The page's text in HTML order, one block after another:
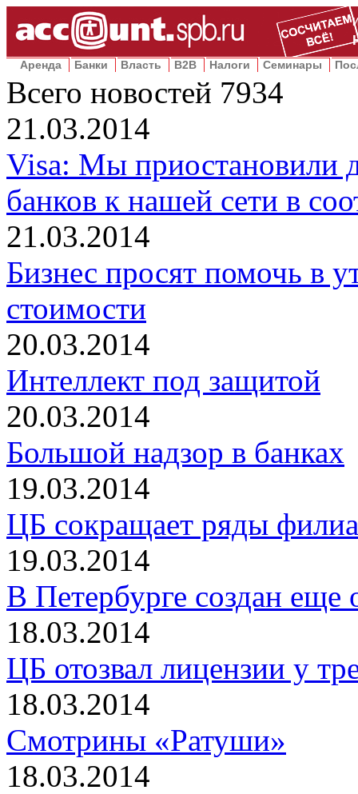
Аренда Банки Власть B2B Налоги Семинары
Всего новостей 7934
21.03.2014
Visa: Мы приостановили
банков к нашей сети в
21.03.2014
Бизнес просят помочь в
стоимости
20.03.2014
Интеллект под защитой
20.03.2014
Большой надзор в банках
19.03.2014
ЦБ сокращает ряды
19.03.2014
В Петербурге создан
18.03.2014
ЦБ отозвал лицензии у
18.03.2014
Смотрины «Ратуши»
18.03.2014